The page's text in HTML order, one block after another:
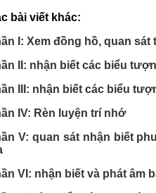
bài viết khác:
I: Xem đồng hồ, quan
II: nhận biết các biểu
III: nhận biết các biểu
IV: Rèn luyện trí nhớ
V: quan sát nhận biết
VI: nhận biết và phát âm